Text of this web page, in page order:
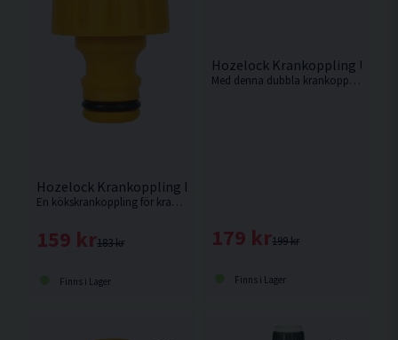
Hozelock Krankoppling Inomhus f. 24mm inv. gänga
En kökskrankoppling för kranar med en invändig gänga på 24mm med inbyggd luftare.
183 kr
159 kr
Finns i Lager
Hozelock Krankoppling
Med denna dubbla krankoppling från Hozelock kan två slangar kopplas till en enda kran. Kan även användas som Y-koppling.
199 kr
179 kr
Finns i Lager